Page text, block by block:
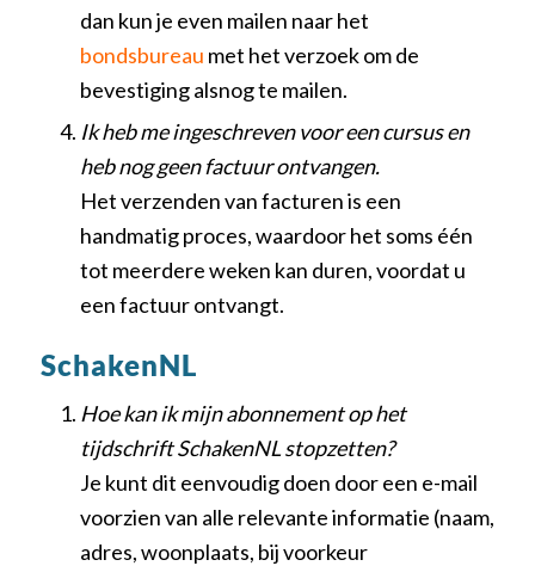
dan kun je even mailen naar het
bondsbureau met het verzoek om de
bevestiging alsnog te mailen.
Ik heb me ingeschreven voor een cursus en
heb nog geen factuur ontvangen.
Het verzenden van facturen is een
handmatig proces, waardoor het soms één
tot meerdere weken kan duren, voordat u
een factuur ontvangt.
SchakenNL
Hoe kan ik mijn abonnement op het
tijdschrift SchakenNL stopzetten?
Je kunt dit eenvoudig doen door een e-mail
voorzien van alle relevante informatie (naam,
adres, woonplaats, bij voorkeur